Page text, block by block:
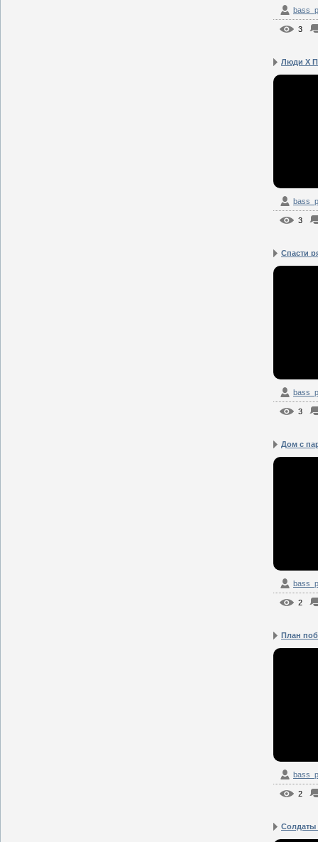
3
Люди X
3
Спасти
3
Дом с
2
План
2
Солдаты